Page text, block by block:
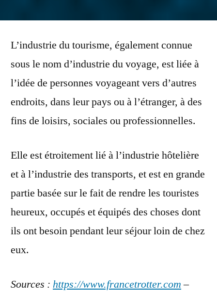
L’industrie du tourisme, également connue
sous le nom d’industrie du voyage, est liée à
l’idée de personnes voyageant vers d’autres
endroits, dans leur pays ou à l’étranger, à des
fins de loisirs, sociales ou professionnelles.
Elle est étroitement lié à l’industrie hôtelière
et à l’industrie des transports, et est en grande
partie basée sur le fait de rendre les touristes
heureux, occupés et équipés des choses dont
ils ont besoin pendant leur séjour loin de chez
eux.
Sources : https://www.francetrotter.com–